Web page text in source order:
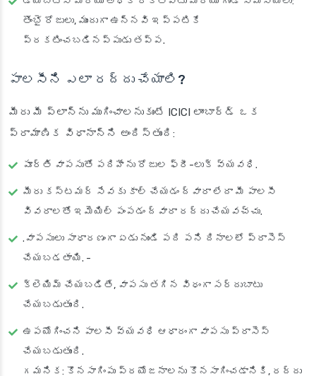
తొంభై రోజులు, ముందుగా ఉన్నవి ఇప్పటికే
ప్రకటించబడినప్పుడు తప్ప.
పాలసీని ఎలా రద్దు చేయాలి?
మీరు మీ ప్లాన్‌ను ముగించాలనుకుంటే ICICI లాంబార్డ్ ఒక
ప్రామాణిక విధానాన్ని అందిస్తుంది:
పూర్తి వాపసుతో పదిహేను రోజుల ఫ్రీ-లుక్ వ్యవధి.
మీరు కస్టమర్ సేవకు కాల్ చేయడం ద్వారా లేదా మీ పాలసీ
వివరాలతో ఇమెయిల్ పంపడం ద్వారా రద్దు చేయవచ్చు.
.వాపసులు సాధారణంగా ఏడు నుండి పది పని దినాలలో ప్రాసెస్
చేయబడతాయి. -
క్లెయిమ్ చేయబడితే, వాపసు తగిన విధంగా సర్దుబాటు
చేయబడుతుంది.
ఉపయోగించని పాలసీ వ్యవధి ఆధారంగా వాపసు ప్రాసెస్
చేయబడుతుంది.
గమనిక: కొనసాగింపు ప్రయోజనాలను కొనసాగించడానికి, రద్దు